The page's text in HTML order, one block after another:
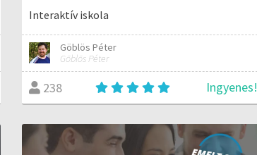
Interaktív iskola
Göblös Péter
Göblös Péter
238 Ingyenes!